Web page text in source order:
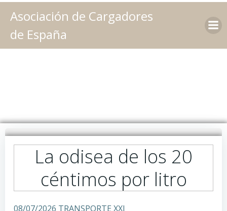
Saltar
al
Asociación de Cargadores
de España
La odisea de los 20
céntimos por litro
08/07/2026 TRANSPORTE XXI